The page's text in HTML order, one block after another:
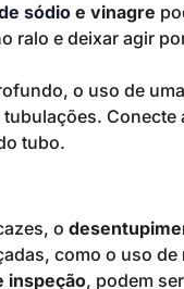
sódioe vinagre
ralo e deixar agir
o uso de uma
Conecte
tubo.
o
como o uso de
inspeção, podem